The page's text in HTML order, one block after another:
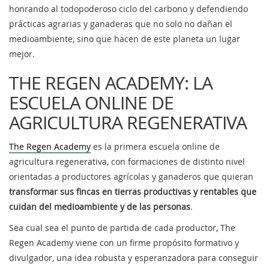
honrando al todopoderoso ciclo del carbono y defendiendo
prácticas agrarias y ganaderas que no solo no dañan el
medioambiente, sino que hacen de este planeta un lugar
mejor.
THE REGEN ACADEMY: LA
ESCUELA ONLINE DE
AGRICULTURA REGENERATIVA
The Regen Academy es la primera escuela online de
agricultura regenerativa, con formaciones de distinto nivel
orientadas a productores agrícolas y ganaderos que quieran
transformar sus fincas en tierras productivas y rentables que
cuidan del medioambiente y de las personas.
Sea cual sea el punto de partida de cada productor, The
Regen Academy viene con un firme propósito formativo y
divulgador, una idea robusta y esperanzadora para conseguir